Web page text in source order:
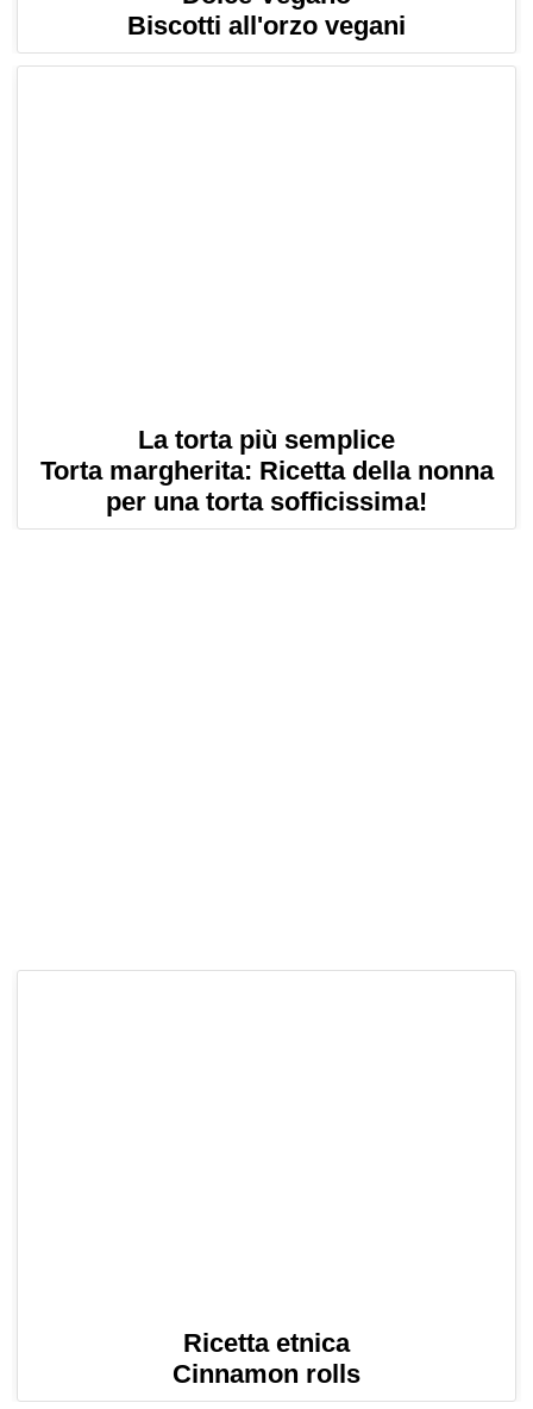
Biscotti all'orzo vegani
La torta più semplice
Torta margherita: Ricetta della nonna
per una torta sofficissima!
Ricetta etnica
Cinnamon rolls